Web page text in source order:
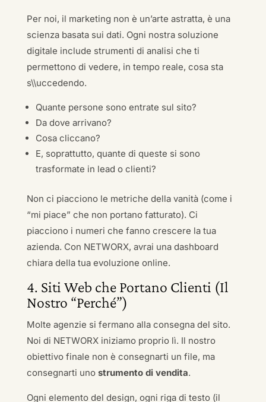
Per noi, il marketing non è un’arte astratta, è una
scienza basata sui dati. Ogni nostra soluzione
digitale include strumenti di analisi che ti
permettono di vedere, in tempo reale, cosa sta
s\\uccedendo.
Quante persone sono entrate sul sito?
Da dove arrivano?
Cosa cliccano?
E, soprattutto, quante di queste si sono
trasformate in lead o clienti?
Non ci piacciono le metriche della vanità (come i
“mi piace” che non portano fatturato). Ci
piacciono i numeri che fanno crescere la tua
azienda. Con NETWORX, avrai una dashboard
chiara della tua evoluzione online.
4. Siti Web che Portano Clienti (Il
Nostro “Perché”)
Molte agenzie si fermano alla consegna del sito.
Noi di NETWORX iniziamo proprio lì. Il nostro
obiettivo finale non è consegnarti un file, ma
consegnarti uno strumento di vendita.
Ogni elemento del design, ogni riga di testo (il